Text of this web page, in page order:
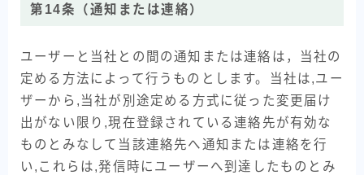
第14条（通知または連絡）
ユーザーと当社との間の通知または連絡は，当社の
定める方法によって行うものとします。当社は,ユー
ザーから,当社が別途定める方式に従った変更届け
出がない限り,現在登録されている連絡先が有効な
ものとみなして当該連絡先へ通知または連絡を行
い,これらは,発信時にユーザーへ到達したものとみ